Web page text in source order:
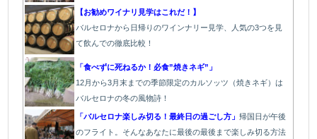
【お勧めワイナリ見学はこれだ！】
バルセロナから日帰りのワインナリー見学、人気の3つを見
て飲んでの徹底比較！
「食べずに死ねるか！必食”焼きネギ”」
12月から3月末までの季節限定のカルソッツ（焼きネギ）は
バルセロナの冬の風物詩！
「バルセロナ楽しみ切る！最終日の過ごし方」帰国日が午後
のフライト。そんなあなたに最後の最後まで楽しみ切る方法